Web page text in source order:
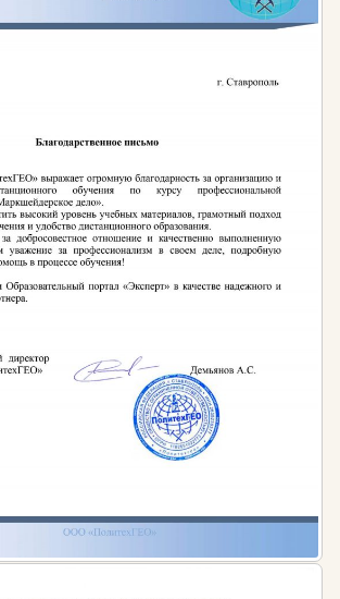
направлениях: частные сады и
Каждое направление
знаний и навыков, но базовая
работать в любой из этих
пройти обучение ландшафтному
дизайн входит в нашу жизнь как
благоустройства территорий и
офисных территорий, зеленой
Проектирование ландшафтов
другого. Кроме того, проект
проведение функциональных